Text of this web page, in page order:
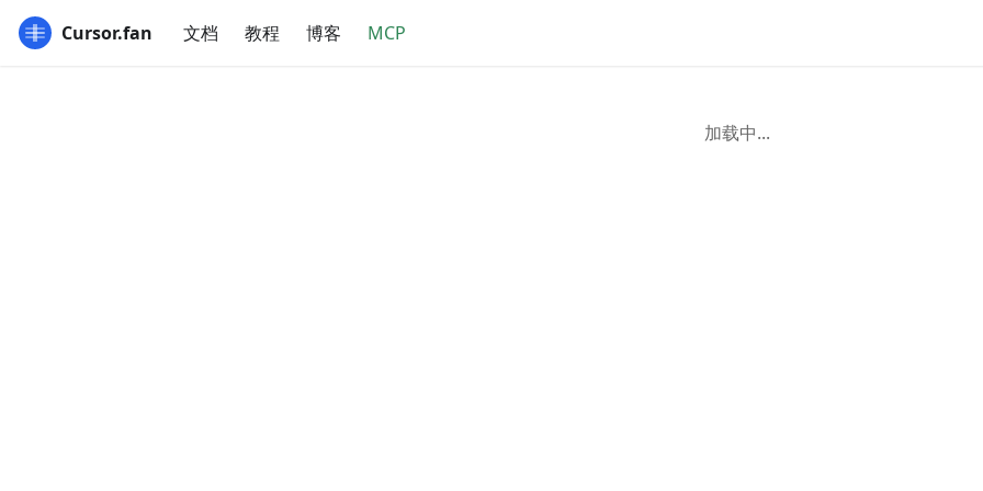
Cursor.fan 文档 教程 博客 MCP
加载中...